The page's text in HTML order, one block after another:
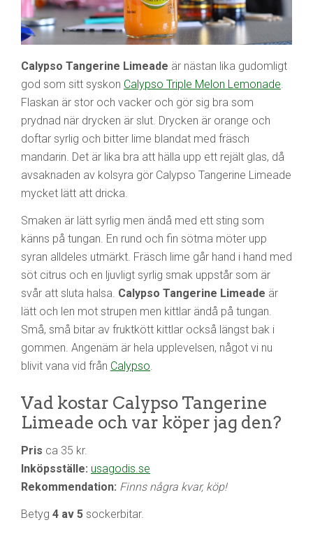
Calypso Tangerine Limeade är nästan lika gudomligt
god som sitt syskon Calypso Triple Melon Lemonade
Flaskan är stor och vacker och gör sig bra som
prydnad när drycken är slut. Drycken är orange och
doftar syrlig och bitter lime blandat med fräsch
mandarin. Det är lika bra att hälla upp ett rejält glas, då
avsaknaden av kolsyra gör Calypso Tangerine Limeade
mycket lätt att dricka.
Smaken är lätt syrlig men ändå med ett sting som
känns på tungan. En rund och fin sötma möter upp
syran alldeles utmärkt. Fräsch lime går hand i hand med
söt citrus och en ljuvligt syrlig smak uppstår som är
svår att sluta halsa. Calypso Tangerine Limeade är
lätt och len mot strupen men kittlar ändå på tungan.
Små, små bitar av fruktkött kittlar också längst bak i
gommen. Angenäm är hela upplevelsen, något vi nu
blivit vana vid från Calypso
Vad kostar Calypso Tangerine
Limeade och var köper jag den?
Pris ca 35 kr.
Inköpsställe: usagodis.se
Rekommendation: Finns några kvar, köp!
Betyg 4 av 5 sockerbitar.